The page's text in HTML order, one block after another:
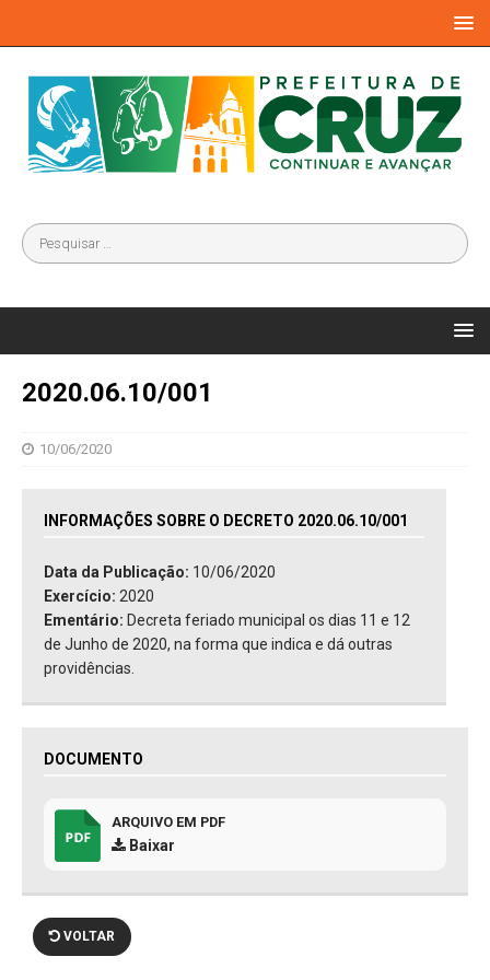
2020.06.10/001
10/06/2020
INFORMAÇÕES SOBRE O DECRETO 2020.06.10/001
Data da Publicação: 10/06/2020
Exercício: 2020
Ementário: Decreta feriado municipal os dias 11 e 12
de Junho de 2020, na forma que indica e dá outras
providências.
DOCUMENTO
ARQUIVO EM PDF
Baixar
VOLTAR